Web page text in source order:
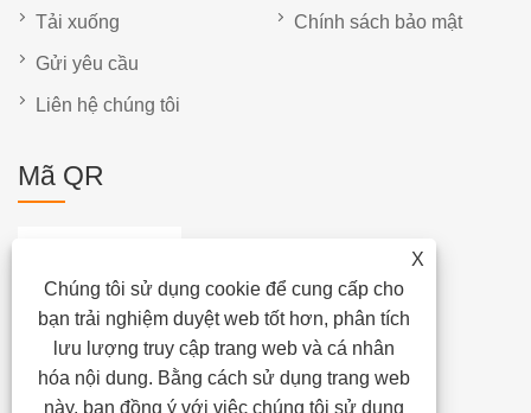
X
Chúng tôi sử dụng cookie để cung cấp cho
bạn trải nghiệm duyệt web tốt hơn, phân tích
lưu lượng truy cập trang web và cá nhân
hóa nội dung. Bằng cách sử dụng trang web
này, bạn đồng ý với việc chúng tôi sử dụng
Tải xuống
Gửi yêu cầu
Liên hệ chúng tôi
Chính sách bảo mật
Mã QR